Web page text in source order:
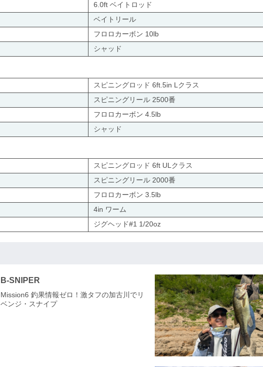
6.0ft ベイトロッド
ベイトリール
フロロカーボン 10lb
シャッド
スピニングロッド 6ft.5in Lクラス
スピニングリール 2500番
フロロカーボン 4.5lb
シャッド
スピニングロッド 6ft ULクラス
スピニングリール 2000番
フロロカーボン 3.5lb
4in ワーム
ジグヘッド#1 1/20oz
B-SNIPER
Mission6 釣果情報ゼロ！激タフの加古川でリ
ベンジ・スナイプ